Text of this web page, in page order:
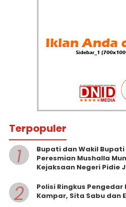
Terpopuler
1
Bupati dan Wakil
Peresmian Mushalla
Kejaksaan Negeri Pidie
2
Polisi Ringkus
Kampar, Sita Sabu dan